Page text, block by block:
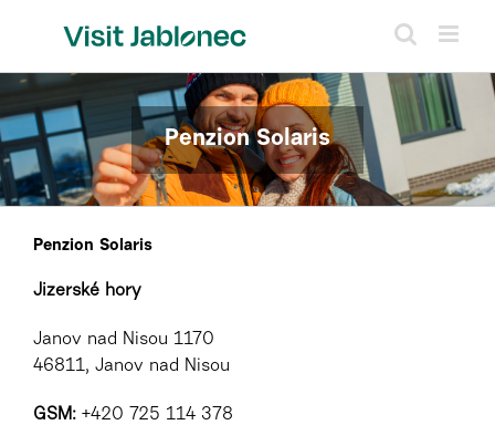
Penzion Solaris
Penzion Solaris
Jizerské hory
Janov nad Nisou 1170
46811, Janov nad Nisou
GSM: +420 725 114 378